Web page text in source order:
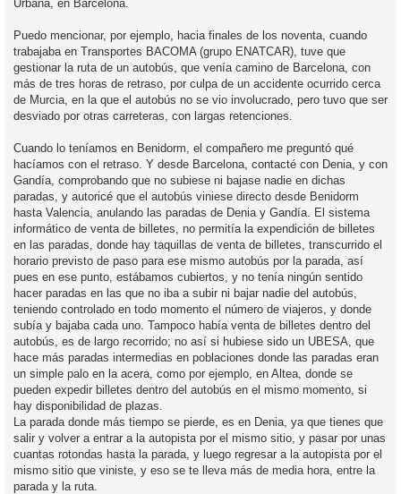
Urbana, en Barcelona.
Puedo mencionar, por ejemplo, hacia finales de los noventa, cuando
trabajaba en Transportes BACOMA (grupo ENATCAR), tuve que
gestionar la ruta de un autobús, que venía camino de Barcelona, con
más de tres horas de retraso, por culpa de un accidente ocurrido cerca
de Murcia, en la que el autobús no se vio involucrado, pero tuvo que ser
desviado por otras carreteras, con largas retenciones.
Cuando lo teníamos en Benidorm, el compañero me preguntó qué
hacíamos con el retraso. Y desde Barcelona, contacté con Denia, y con
Gandía, comprobando que no subiese ni bajase nadie en dichas
paradas, y autoricé que el autobús viniese directo desde Benidorm
hasta Valencia, anulando las paradas de Denia y Gandía. El sistema
informático de venta de billetes, no permitía la expendición de billetes
en las paradas, donde hay taquillas de venta de billetes, transcurrido el
horario previsto de paso para ese mismo autobús por la parada, así
pues en ese punto, estábamos cubiertos, y no tenía ningún sentido
hacer paradas en las que no iba a subir ni bajar nadie del autobús,
teniendo controlado en todo momento el número de viajeros, y donde
subía y bajaba cada uno. Tampoco había venta de billetes dentro del
autobús, es de largo recorrido; no así si hubiese sido un UBESA, que
hace más paradas intermedias en poblaciones donde las paradas eran
un simple palo en la acera, como por ejemplo, en Altea, donde se
pueden expedir billetes dentro del autobús en el mismo momento, si
hay disponibilidad de plazas.
La parada donde más tiempo se pierde, es en Denia, ya que tienes que
salir y volver a entrar a la autopista por el mismo sitio, y pasar por unas
cuantas rotondas hasta la parada, y luego regresar a la autopista por el
mismo sitio que viniste, y eso se te lleva más de media hora, entre la
parada y la ruta.